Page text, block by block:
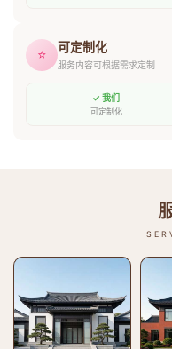
⭐ 可定制化
服务内容可根据需求定制
✓ 我们
可定制化